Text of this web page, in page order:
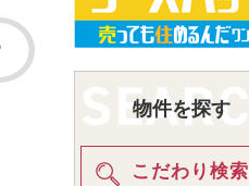
物件を探す
こだわり検索